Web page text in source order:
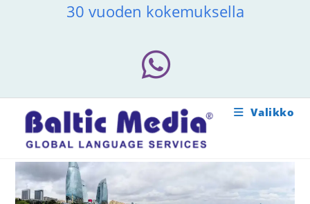
30 vuoden kokemuksella
Valikko